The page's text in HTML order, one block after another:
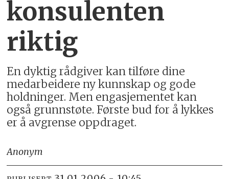
konsulenten
riktig
En dyktig rådgiver kan tilføre dine
medarbeidere ny kunnskap og gode
holdninger. Men engasjementet kan
også grunnstøte. Første bud for å lykkes
er å avgrense oppdraget.
Anonym